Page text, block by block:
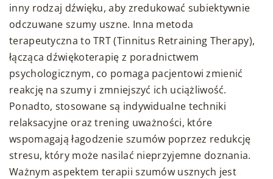
inny rodzaj dźwięku, aby zredukować subiektywnie
odczuwane szumy uszne. Inna metoda
terapeutyczna to TRT (Tinnitus Retraining Therapy),
łącząca dźwiękoterapię z poradnictwem
psychologicznym, co pomaga pacjentowi zmienić
reakcję na szumy i zmniejszyć ich uciążliwość.
Ponadto, stosowane są indywidualne techniki
relaksacyjne oraz trening uważności, które
wspomagają łagodzenie szumów poprzez redukcję
stresu, który może nasilać nieprzyjemne doznania.
Ważnym aspektem terapii szumów usznych jest